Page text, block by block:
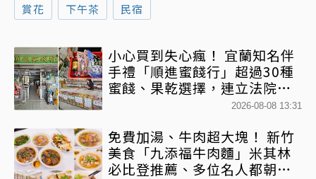
賞花
下午茶 民宿
小心買到失心瘋！ 宜蘭知名伴
手禮「順進蜜餞行」超過30種
蜜餞、果乾選擇，連立法院都
2026-08-08 13:31
免費加湯、牛肉超大塊！ 新竹
美食「九添福牛肉麵」米其林
必比登推薦、多位名人都朝聖